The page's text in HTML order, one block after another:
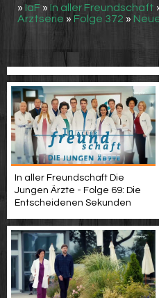
» IaF » In aller Freundschaft
Arztserie » Folge 372 »
In aller Freundschaft Die
Jungen Ärzte - Folge 69: Die
Entscheidenen Sekunden